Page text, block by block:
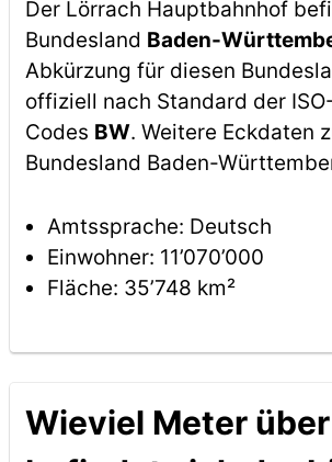
Der Lörrach Hauptbahnhof
Bundesland Baden-
Abkürzung für diesen
offiziell nach Standard der
Codes BW. Weitere Eckdaten
Bundesland Baden-
Amtssprache: Deutsch
Einwohner: 11’070’000
Fläche: 35’748 km²
Wieviel Meter